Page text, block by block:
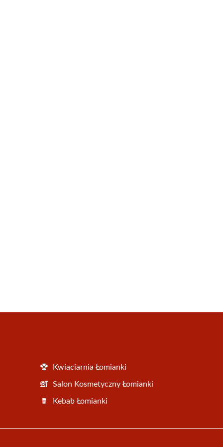
Kwiaciarnia Łomianki
Salon Kosmetyczny Łomianki
Kebab Łomianki